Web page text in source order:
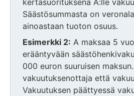
kertasuorituksena A:lle
Säästösummasta on
ainoastaan tuoton osuus.
Esimerkki 2: A maksaa 5
erääntyvään
000 euron suuruisen
vakuutuksenottaja että
Vakuutuksen päättyessä